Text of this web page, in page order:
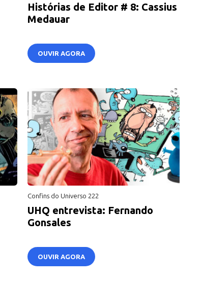
Histórias de Editor # 8: Cassius
Medauar
OUVIR AGORA
Confins do Universo 222
UHQ entrevista: Fernando
Gonsales
OUVIR AGORA